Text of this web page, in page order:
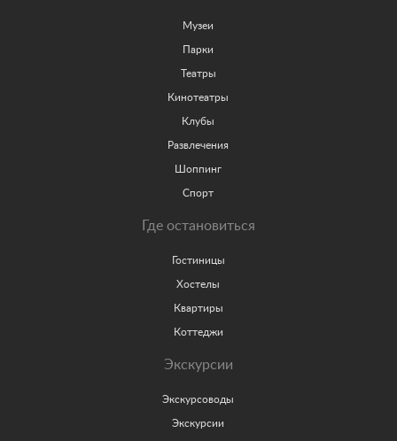
Музеи
Парки
Театры
Кинотеатры
Клубы
Развлечения
Шоппинг
Спорт
Где остановиться
Гостиницы
Хостелы
Квартиры
Коттеджи
Экскурсии
Экскурсоводы
Экскурсии